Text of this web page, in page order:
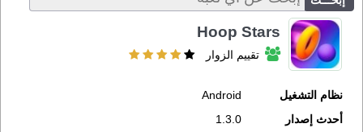
Hoop Stars
تقييم الزوار
نظام التشغيل
Android
أحدث إصدار
1.3.0